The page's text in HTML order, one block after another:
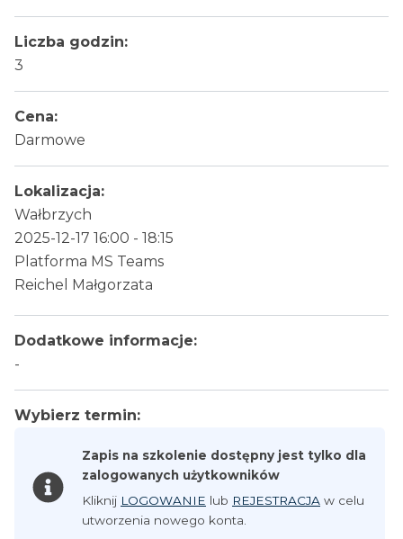
Liczba godzin:
3
Cena:
Darmowe
Lokalizacja:
Wałbrzych
2025-12-17 16:00 - 18:15
Platforma MS Teams
Reichel Małgorzata
Dodatkowe informacje:
-
Wybierz termin:
Zapis na szkolenie dostępny jest tylko dla
zalogowanych użytkowników
Kliknij LOGOWANIE lub REJESTRACJA w celu
utworzenia nowego konta.